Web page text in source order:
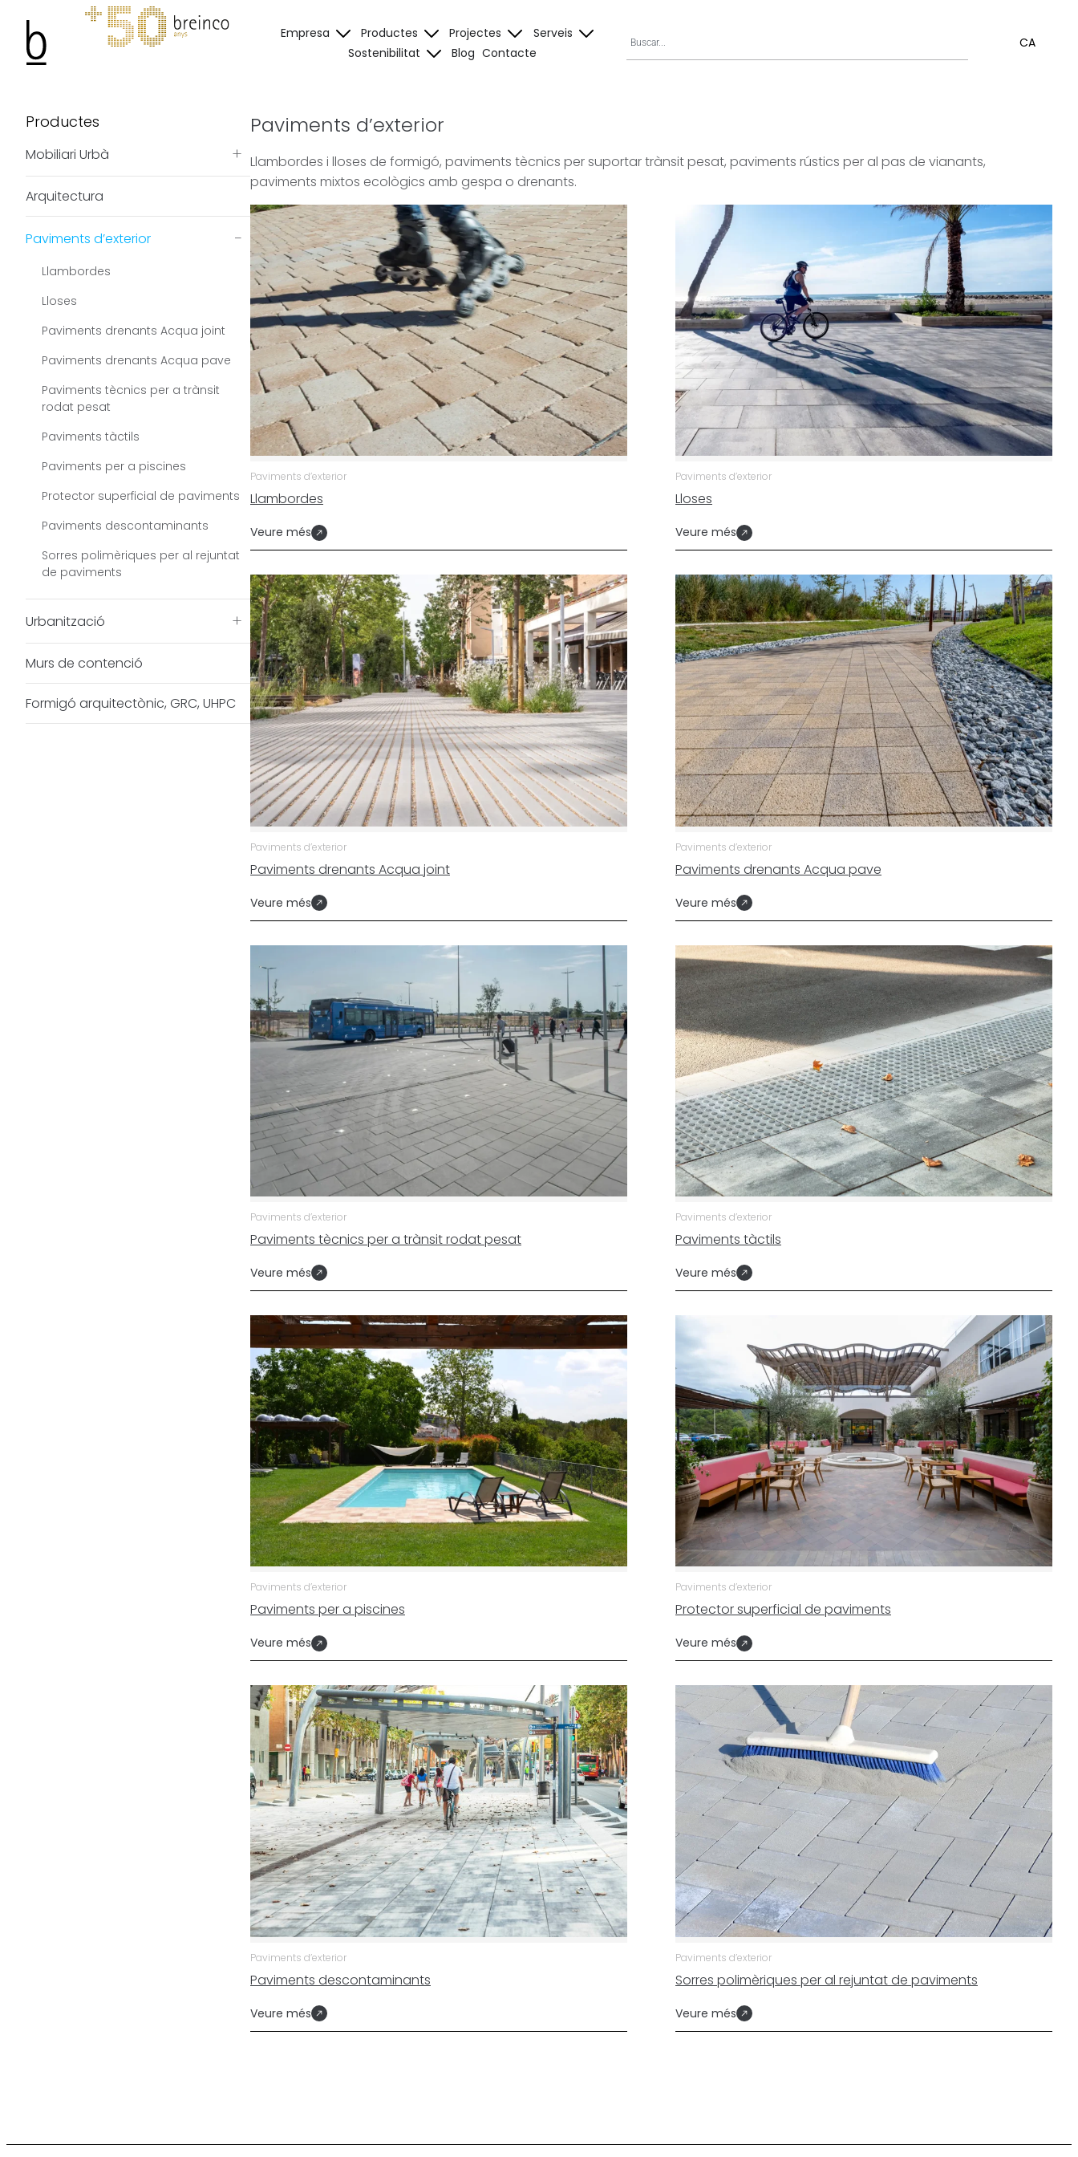
Empresa Productes Projectes
Serveis
Sostenibilitat
Blog Contacte
CA
Productes
Mobiliari Urbà +
Arquitectura
Paviments d’exterior −
Llambordes
Lloses
Paviments drenants Acqua joint
Paviments drenants Acqua pave
Paviments tècnics per a trànsit
rodat pesat
Paviments tàctils
Paviments per a piscines
Protector superficial de paviments
Paviments descontaminants
Sorres polimèriques per al rejuntat
de paviments
Urbanització +
Murs de contenció
Formigó arquitectònic, GRC, UHPC
Paviments d’exterior
Llambordes i lloses de formigó, paviments tècnics per suportar trànsit pesat, paviments rústics per al pas de vianants,
paviments mixtos ecològics amb gespa o drenants.
Paviments d’exterior
Llambordes
Veure més
Paviments d’exterior
Lloses
Veure més
Paviments d’exterior
Paviments drenants Acqua joint
Veure més
Paviments d’exterior
Paviments drenants Acqua pave
Veure més
Paviments d’exterior
Paviments tècnics per a trànsit rodat pesat
Veure més
Paviments d’exterior
Paviments tàctils
Veure més
Paviments d’exterior
Paviments per a piscines
Veure més
Paviments d’exterior
Protector superficial de paviments
Veure més
Paviments d’exterior
Paviments descontaminants
Veure més
Paviments d’exterior
Sorres polimèriques per al rejuntat de paviments
Veure més